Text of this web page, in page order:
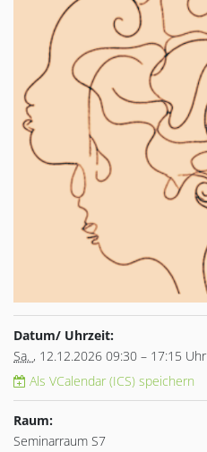
Datum/ Uhrzeit:
Sa. , 12.12.2026 09:30 – 17:15 Uhr
Als VCalendar (ICS) speichern
Raum:
Seminarraum S7